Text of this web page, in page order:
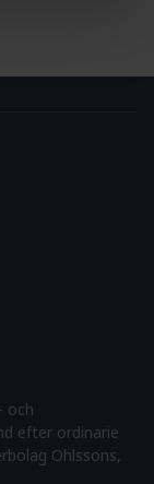
och
efter ordinarie
Ohlssons,